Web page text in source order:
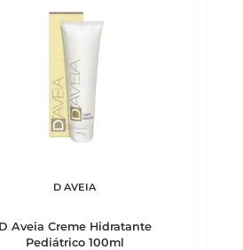
D AVEIA
Aveia Creme Hidratante
Pediátrico 100ml